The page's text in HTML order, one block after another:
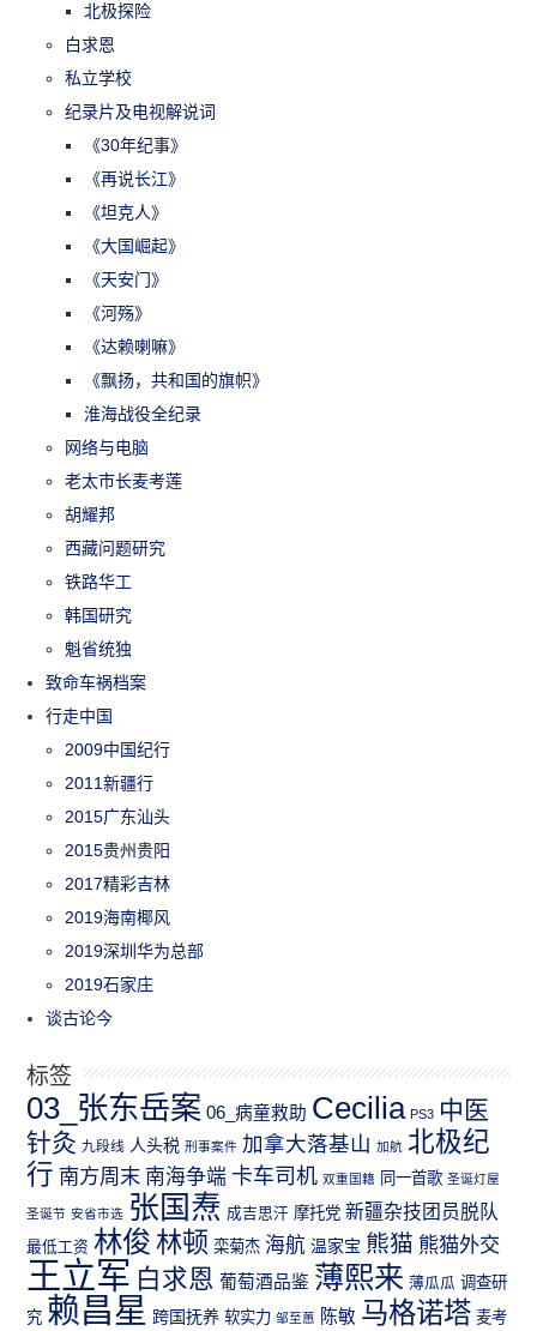
北极探险
白求恩
私立学校
纪录片及电视解说词
《30年纪事》
《再说长江》
《坦克人》
《大国崛起》
《天安门》
《河殇》
《达赖喇嘛》
《飘扬，共和国的旗帜》
淮海战役全纪录
网络与电脑
老太市长麦考莲
胡耀邦
西藏问题研究
铁路华工
韩国研究
魁省统独
致命车祸档案
行走中国
2009中国纪行
2011新疆行
2015广东汕头
2015贵州贵阳
2017精彩吉林
2019海南椰风
2019深圳华为总部
2019石家庄
谈古论今
标签
03_张东岳案 06_病童救助 Cecilia PS3 中医
针灸 九段线 人头税 刑事案件 加拿大落基山 加航 北极纪
行 南方周末 南海争端 卡车司机 双重国籍 同一首歌 圣诞灯屋
圣诞节 安省市选 张国焘 成吉思汗 摩托党 新疆杂技团员脱队
最低工资 林俊 林顿 栾菊杰 海航 温家宝 熊猫 熊猫外交
王立军 白求恩 葡萄酒品鉴 薄熙来 薄瓜瓜 调查研
究 赖昌星 跨国抚养 软实力 邹至蕙 陈敏 马格诺塔 麦考